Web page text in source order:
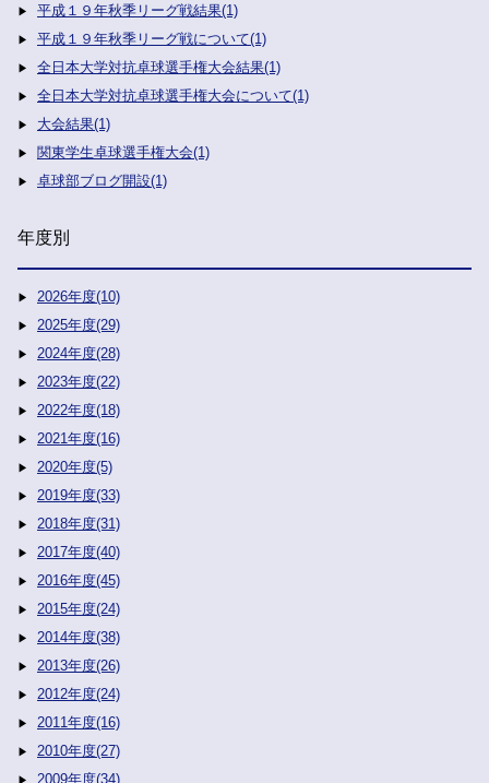
平成１９年秋季リーグ戦結果(1)
平成１９年秋季リーグ戦について(1)
全日本大学対抗卓球選手権大会結果(1)
全日本大学対抗卓球選手権大会について(1)
大会結果(1)
関東学生卓球選手権大会(1)
卓球部ブログ開設(1)
年度別
2026年度(10)
2025年度(29)
2024年度(28)
2023年度(22)
2022年度(18)
2021年度(16)
2020年度(5)
2019年度(33)
2018年度(31)
2017年度(40)
2016年度(45)
2015年度(24)
2014年度(38)
2013年度(26)
2012年度(24)
2011年度(16)
2010年度(27)
2009年度(34)